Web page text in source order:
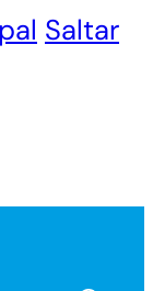
Saltar